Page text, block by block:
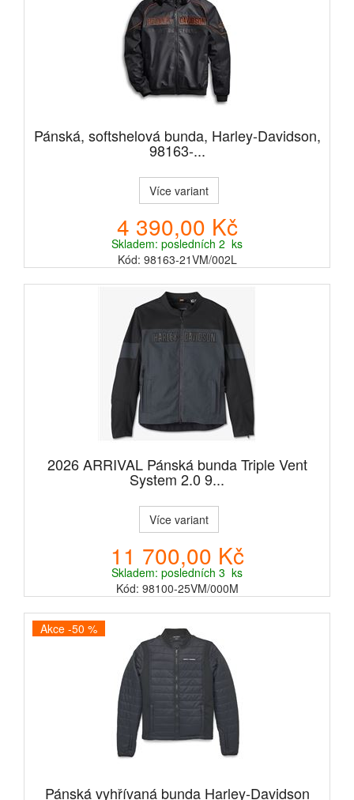
Pánská, softshelová bunda, Harley-Davidson,
98163-...
Více variant
4 390,00 Kč
Skladem: posledních 2 ks
Kód: 98163-21VM/002L
2026 ARRIVAL Pánská bunda Triple Vent
System 2.0 9...
Více variant
11 700,00 Kč
Skladem: posledních 3 ks
Kód: 98100-25VM/000M
Akce -50 %
Pánská vyhřívaná bunda Harley-Davidson